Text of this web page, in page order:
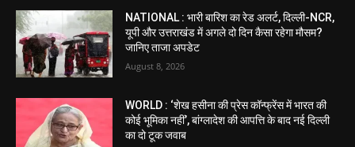
NATIONAL : भारी बारिश का रेड अलर्ट, दिल्ली-NCR,
यूपी और उत्तराखंड में अगले दो दिन कैसा रहेगा मौसम?
जानिए ताजा अपडेट
August 8, 2026
WORLD : ‘शेख हसीना की प्रेस कॉन्फ्रेंस में भारत की
कोई भूमिका नहीं’, बांग्लादेश की आपत्ति के बाद नई दिल्ली
का दो टूक जवाब